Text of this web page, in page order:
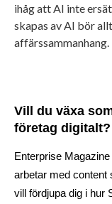
ihåg att AI inte
skapas av AI bör
affärssammanhang.
Vill du växa
företag digitalt?
Enterprise
arbetar med content
vill fördjupa dig i hur